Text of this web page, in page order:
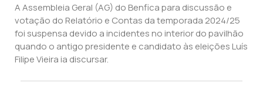
A Assembleia Geral (AG) do Benfica para discussão e
votação do Relatório e Contas da temporada 2024/25
foi suspensa devido a incidentes no interior do pavilhão
quando o antigo presidente e candidato às eleições Luís
Filipe Vieira ia discursar.